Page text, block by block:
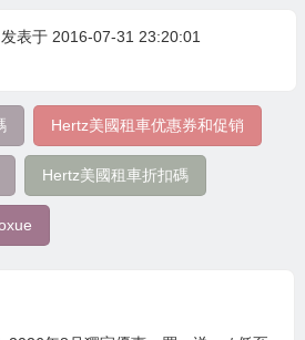
发表于 2016-07-31 23:20:01
Hertz美國租車优惠券和促销
Hertz美國租車折扣碼